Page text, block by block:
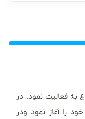
دادنام از سال 1392 شروع به فعالیت نمود. در
را آغاز نمود ودر